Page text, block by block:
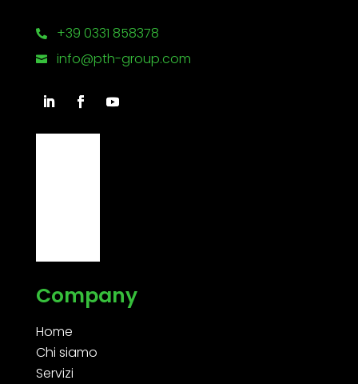
 +39 0331 858378
 info@pth-group.com
Company
Home
Chi siamo
Servizi